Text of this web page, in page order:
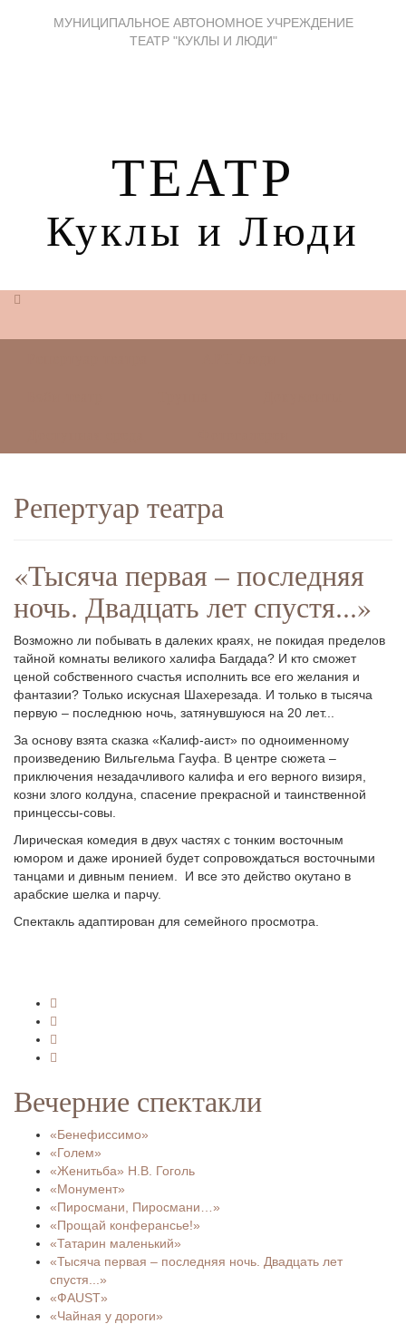
МУНИЦИПАЛЬНОЕ АВТОНОМНОЕ УЧРЕЖДЕНИЕ
ТЕАТР "КУКЛЫ И ЛЮДИ"
ТЕАТР
Куклы и Люди
Репертуар театра
«Тысяча первая – последняя
ночь. Двадцать лет спустя...»
Возможно ли побывать в далеких краях, не покидая пределов
тайной комнаты великого халифа Багдада? И кто сможет
ценой собственного счастья исполнить все его желания и
фантазии? Только искусная Шахерезада. И только в тысяча
первую – последнюю ночь, затянувшуюся на 20 лет...
За основу взята сказка «Калиф-аист» по одноименному
произведению Вильгельма Гауфа. В центре сюжета –
приключения незадачливого калифа и его верного визиря,
козни злого колдуна, спасение прекрасной и таинственной
принцессы-совы.
Лирическая комедия в двух частях с тонким восточным
юмором и даже иронией будет сопровождаться восточными
танцами и дивным пением. И все это действо окутано в
арабские шелка и парчу.
Спектакль адаптирован для семейного просмотра.
Вечерние спектакли
«Бенефиссимо»
«Голем»
«Женитьба» Н.В. Гоголь
«Монумент»
«Пиросмани, Пиросмани…»
«Прощай конферансье!»
«Татарин маленький»
«Тысяча первая – последняя ночь. Двадцать лет
спустя...»
«ФAUST»
«Чайная у дороги»